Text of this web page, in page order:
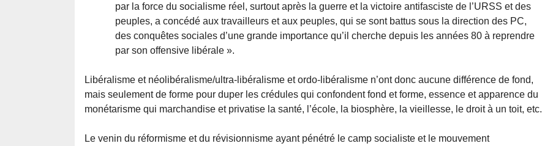
par la force du socialisme réel, surtout après la guerre et la victoire antifasciste de l’URSS et des
peuples, a concédé aux travailleurs et aux peuples, qui se sont battus sous la direction des PC,
des conquêtes sociales d’une grande importance qu’il cherche depuis les années 80 à reprendre
par son offensive libérale ».
Libéralisme et néolibéralisme/ultra-libéralisme et ordo-libéralisme n’ont donc aucune différence de fond,
mais seulement de forme pour duper les crédules qui confondent fond et forme, essence et apparence du
monétarisme qui marchandise et privatise la santé, l’école, la biosphère, la vieillesse, le droit à un toit, etc.
Le venin du réformisme et du révisionnisme ayant pénétré le camp socialiste et le mouvement